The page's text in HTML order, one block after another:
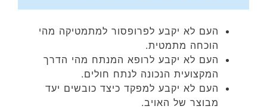
העם לא יקבע לפרופסור למתמטיקה מהי
הוכחה מתמטית.
העם לא יקבע לרופא המנתח מהי הדרך
המקצועית הנכונה לנתח חולים.
העם לא יקבע למפקד כיצד כובשים יעד
מבוצר של האויב.